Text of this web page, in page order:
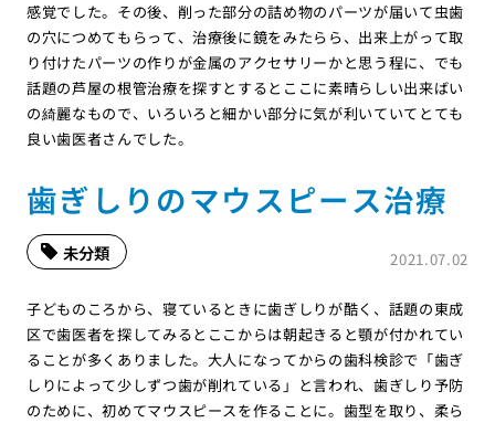
感覚でした。その後、削った部分の詰め物のパーツが届いて虫歯
の穴につめてもらって、治療後に鏡をみたらら、出来上がって取
り付けたパーツの作りが金属のアクセサリーかと思う程に、でも
話題の芦屋の根管治療を探すとするとここに素晴らしい出来ばい
の綺麗なもので、いろいろと細かい部分に気が利いていてとても
良い歯医者さんでした。
歯ぎしりのマウスピース治療
2021.07.02
未分類
子どものころから、寝ているときに歯ぎしりが酷く、話題の東成
区で歯医者を探してみるとここからは朝起きると顎が付かれてい
ることが多くありました。大人になってからの歯科検診で「歯ぎ
しりによって少しずつ歯が削れている」と言われ、歯ぎしり予防
のために、初めてマウスピースを作ることに。歯型を取り、柔ら